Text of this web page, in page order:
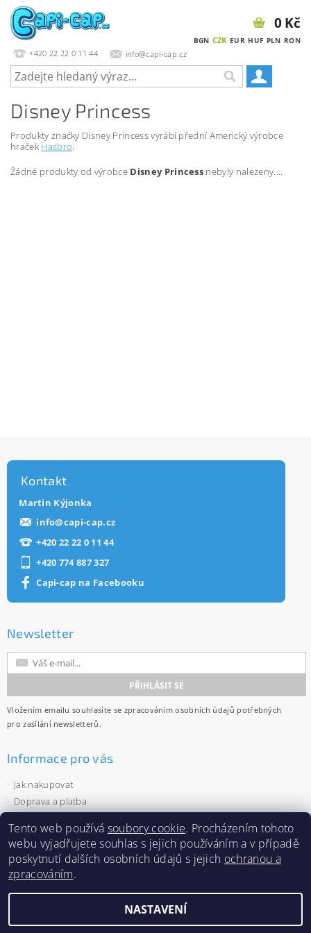
+420 22 22 0 11 44 info@capi-cap.cz
BGN CZK EUR HUF PLN RON
0 Kč
Disney Princess
Produkty značky Disney Princess vyrábí přední Americký výrobce
hraček Hasbro.
Žádné produkty od výrobce Disney Princess nebyly nalezeny....
Kontakt
Martin Kýjonka
info@capi-cap.cz
+420 22 22 0 11 44
+420 774 887 327
Capi-cap na Facebooku
Newsletter
Vložením emailu souhlasíte se zpracováním osobních údajů potřebných
pro zasílání newsletterů.
Informace pro vás
Jak nakupovat
Doprava a platba
Ochrana osobních údajů
Velkoobchod
Zásady používání souborů cookies
2026 ©Capi-cap.cz, všechna práva vyhrazena
Tento web používá soubory cookie. Procházením tohoto
webu vyjadřujete souhlas s jejich používáním a v případě
poskytnutí dalších osobních údajů s jejich ochranou a
zpracováním.
NASTAVENÍ